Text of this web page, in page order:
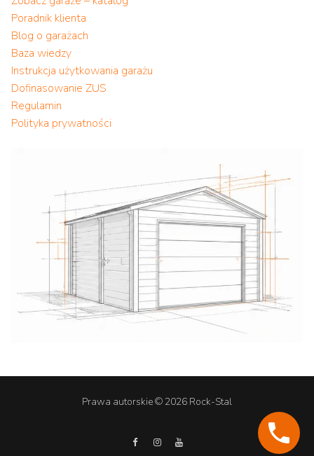
Poradnik klienta
Blog o garażach
Baza wiedzy
Instrukcja użytkowania garażu
Dofinasowanie ZUS
Regulamin
Polityka prywatności
Prawa autorskie © 2026 Rock-Stal